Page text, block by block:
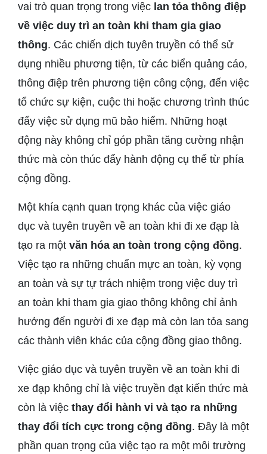
vai trò quan trọng trong việc lan tỏa thông điệp
về việc duy trì an toàn khi tham gia giao
thông. Các chiến dịch tuyên truyền có thể sử
dụng nhiều phương tiện, từ các biển quảng cáo,
thông điệp trên phương tiện công cộng, đến việc
tổ chức sự kiện, cuộc thi hoặc chương trình thúc
đẩy việc sử dụng mũ bảo hiểm. Những hoạt
động này không chỉ góp phần tăng cường nhận
thức mà còn thúc đẩy hành động cụ thể từ phía
cộng đồng.
Một khía cạnh quan trọng khác của việc giáo
dục và tuyên truyền về an toàn khi đi xe đạp là
tạo ra một văn hóa an toàn trong cộng đồng.
Việc tạo ra những chuẩn mực an toàn, kỳ vọng
an toàn và sự tự trách nhiệm trong việc duy trì
an toàn khi tham gia giao thông không chỉ ảnh
hưởng đến người đi xe đạp mà còn lan tỏa sang
các thành viên khác của cộng đồng giao thông.
Việc giáo dục và tuyên truyền về an toàn khi đi
xe đạp không chỉ là việc truyền đạt kiến thức mà
còn là việc thay đổi hành vi và tạo ra những
thay đổi tích cực trong cộng đồng. Đây là một
phần quan trọng của việc tạo ra một môi trường